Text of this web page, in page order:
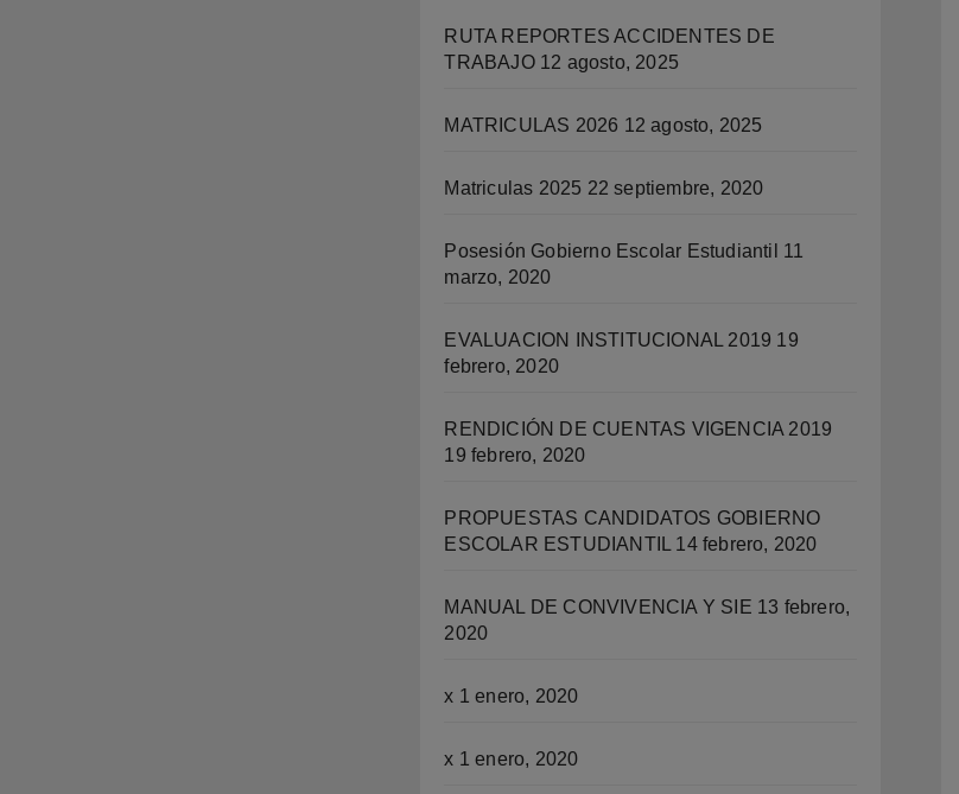
RUTA REPORTES ACCIDENTES DE
TRABAJO 12 agosto, 2025
MATRICULAS 2026 12 agosto, 2025
Matriculas 2025 22 septiembre, 2020
Posesión Gobierno Escolar Estudiantil
11
marzo, 2020
EVALUACION INSTITUCIONAL 2019 19
febrero, 2020
RENDICIÓN DE CUENTAS VIGENCIA 2019
19 febrero, 2020
PROPUESTAS CANDIDATOS GOBIERNO
ESCOLAR ESTUDIANTIL 14 febrero, 2020
MANUAL DE CONVIVENCIA Y SIE 13 febrero,
2020
x 1 enero, 2020
x 1 enero, 2020